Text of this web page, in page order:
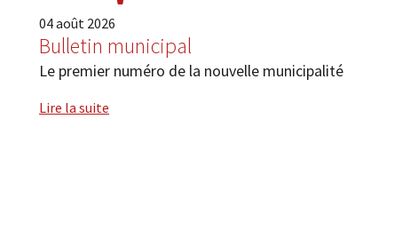
04août 2026
Bulletin municipal
Le premier numéro de la nouvelle municipalité
Lire la suite